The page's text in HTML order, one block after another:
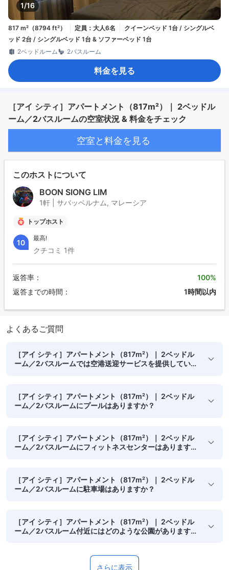
1/16
817 m²（8794 ft²） 定員：大人6名
クイーンベッド 1台 / シングルベ
ッド 2台 / シングルベッド 1台 & ソファーベッド 1台
2ベッドルーム
2バスルーム
料金を見る
［アイ シティ］アパートメント（817m²）｜ 2ベッドル
ーム／2バスルームの空室状況 & 料金をチェック
空室と料金を見る
このホストについて
BOON SIONG LIM
1軒 | サバッベルナム, マレーシア
トップホスト
10 最高!
クチコミ 1件
返答率：
返答までの時間：
100%
1時間以内
よくあるご質問
［アイ シティ］アパートメント（817m²）｜ 2ベッドル
ーム／2バスルームでは空港送迎サービスを提供していま
［アイ シティ］アパートメント（817m²）｜ 2ベッドル
ーム／2バスルームにプールはありますか？
［アイ シティ］アパートメント（817m²）｜ 2ベッドル
ーム／2バスルームにフィットネスセンターはあります
［アイ シティ］アパートメント（817m²）｜ 2ベッドル
ーム／2バスルームに駐車場はありますか？
［アイ シティ］アパートメント（817m²）｜ 2ベッドル
ーム／2バスルーム付近にはどのような公園があります
さらに表示